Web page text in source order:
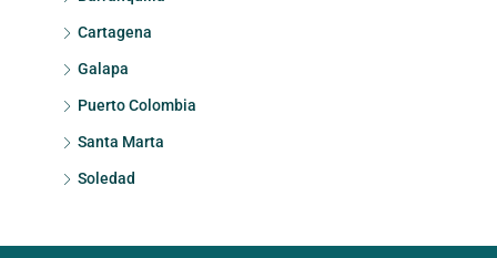
Cartagena
Galapa
Puerto Colombia
Santa Marta
Soledad